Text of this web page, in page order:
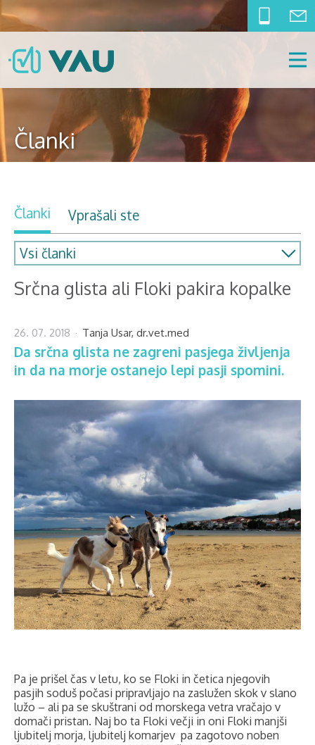
Članki
Članki Vprašali ste
Srčna glista ali Floki pakira kopalke
26. 07. 2018 Tanja Usar, dr.vet.med
Da srčna glista ne zagreni pasjega življenja
in da na morje ostanejo lepi pasji spomini.
Pa je prišel čas v letu, ko se Floki in četica njegovih
pasjih soduš počasi pripravljajo na zaslužen skok v slano
lužo – ali pa se skuštrani od morskega vetra vračajo v
domači pristan. Naj bo ta Floki večji in oni Floki manjši
ljubitelj morja, ljubitelj komarjev pa zagotovo noben